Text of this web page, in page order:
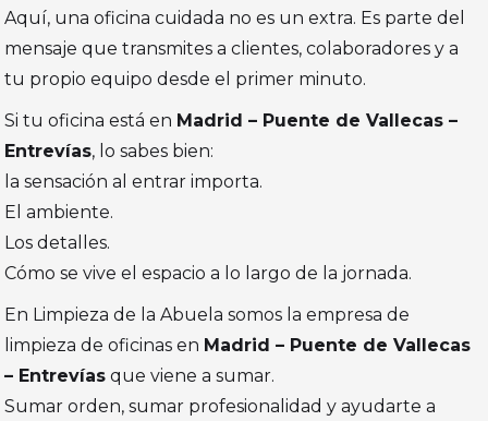
Aquí, una oficina cuidada no es un extra. Es parte del
mensaje que transmites a clientes, colaboradores y a
tu propio equipo desde el primer minuto.
Si tu oficina está en Madrid – Puente de Vallecas –
Entrevías, lo sabes bien:
la sensación al entrar importa.
El ambiente.
Los detalles.
Cómo se vive el espacio a lo largo de la jornada.
En Limpieza de la Abuela somos la empresa de
limpieza de oficinas en Madrid – Puente de Vallecas
– Entrevías que viene a sumar.
Sumar orden, sumar profesionalidad y ayudarte a